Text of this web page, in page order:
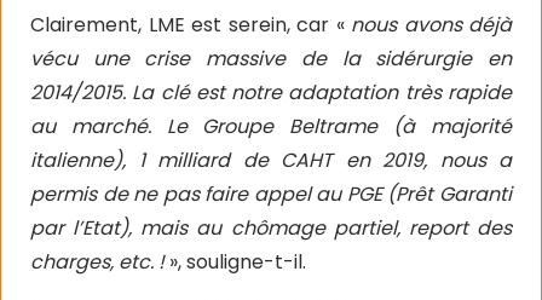
Clairement, LME est serein, car « nous avons déjà
vécu une crise massive de la sidérurgie en
2014/2015. La clé est notre adaptation très rapide
au marché. Le Groupe Beltrame (à majorité
italienne), 1 milliard de CAHT en 2019, nous a
permis de ne pas faire appel au PGE (Prêt Garanti
par l’Etat), mais au chômage partiel, report des
charges, etc. !», souligne-t-il.